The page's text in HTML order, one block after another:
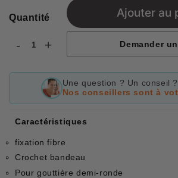
Quantité
- +
Ajouter au
Demander
Une question ? Un conseil ?
Nos conseillers sont à
Caractéristiques
fixation fibre
Crochet bandeau
Pour gouttière demi-ronde